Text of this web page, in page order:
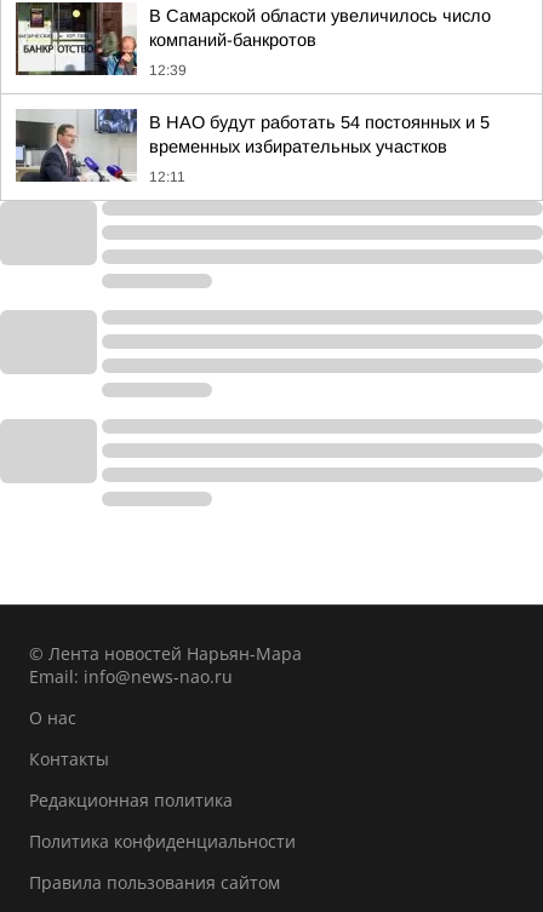
В Самарской области увеличилось число
компаний-банкротов
12:39
В НАО будут работать 54 постоянных и 5
временных избирательных участков
12:11
© Лента новостей Нарьян-Мара
Email: info@news-nao.ru
О нас
Контакты
Редакционная политика
Политика конфиденциальности
Правила пользования сайтом